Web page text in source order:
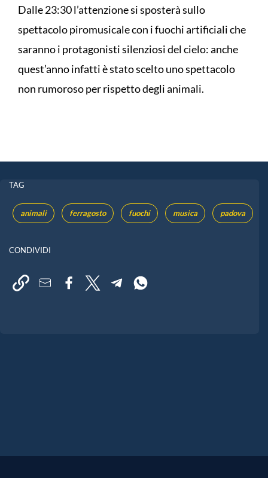
Dalle 23:30 l’attenzione si sposterà sullo
spettacolo piromusicale con i fuochi artificiali che
saranno i protagonisti silenziosi del cielo: anche
quest’anno infatti è stato scelto uno spettacolo
non rumoroso per rispetto degli animali.
TAG
animali ferragosto fuochi musica padova
CONDIVIDI